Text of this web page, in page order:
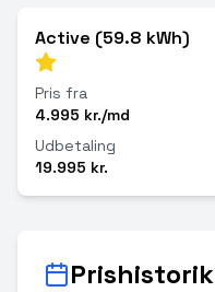
Active (59.8 kWh)
Pris fra
4.995 kr./md
Udbetaling
19.995 kr.
Prishistorik